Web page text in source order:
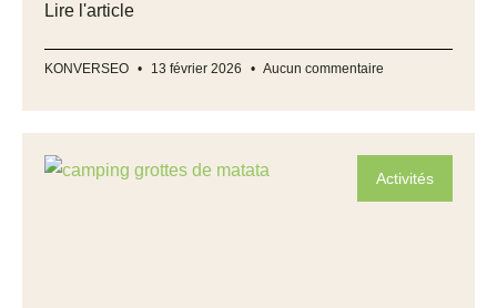
Lire l'article
KONVERSEO 13 février 2026 Aucun commentaire
Activités